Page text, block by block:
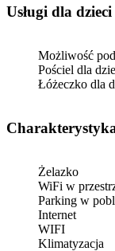
usługi dla dzieci
Możliwość
Pościel dla
Łóżeczko dla
Żelazko
WiFi w
Parking w
Internet
WIFI
Klimatyzacja